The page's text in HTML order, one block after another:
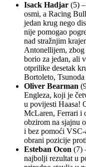
Isack Hadjar (5)
osmi, a Racing
jedan krug nego
nije pomogao
nad stražnjim
Antonellijem,
borio za jedan, ali
otprilike desetak
Bortoleto,
Oliver Bearman
Engleza, koji je
u povijesti Haasa!
McLaren, Ferrari i
obzirom na sjajnu
i bez pomoći VSC-
obrani pozicije
Esteban Ocon (7)
najbolji rezultat u